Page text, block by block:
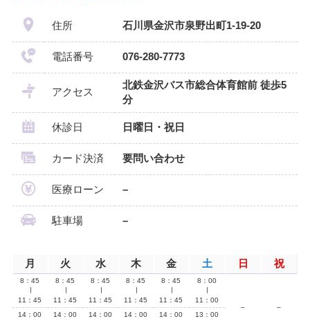
住所 石川県金沢市泉野出町1-19-20
電話番号 076-280-7773
アクセス
北鉄金沢バス市総合体育館前 徒歩5
分
休診日 日曜日・祝日
カード決済 要問い合わせ
医療ローン –
駐車場 –
月 火 水 木 金 土 日 祝
8：45
11：45
8：45
11：45
8：45
11：45
8：45
11：45
8：45
11：45
8：00
11：00
–
–
14：00
14：00
14：00
14：00
14：00
13：00